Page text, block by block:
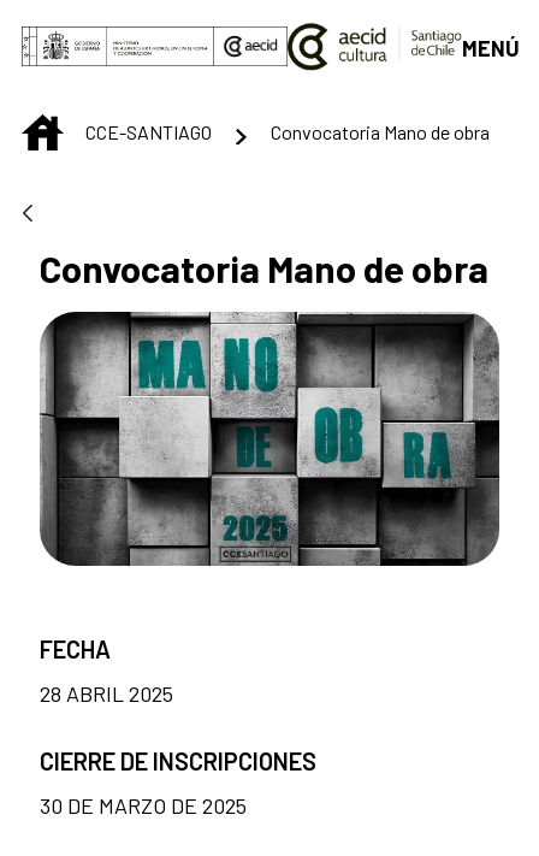
Saltar al contenido principal
MENÚ
INICIOCCE-SANTIAGO Convocatoria Mano de obra
Convocatoria Mano de obra
FECHA
28 ABRIL 2025
CIERRE DE INSCRIPCIONES
30 DE MARZO DE 2025